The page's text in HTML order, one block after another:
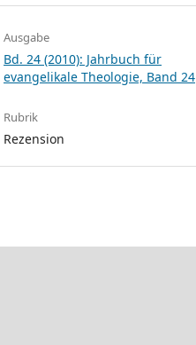
Ausgabe
Bd. 24 (2010): Jahrbuch für
evangelikale Theologie, Band 24
Rubrik
Rezension